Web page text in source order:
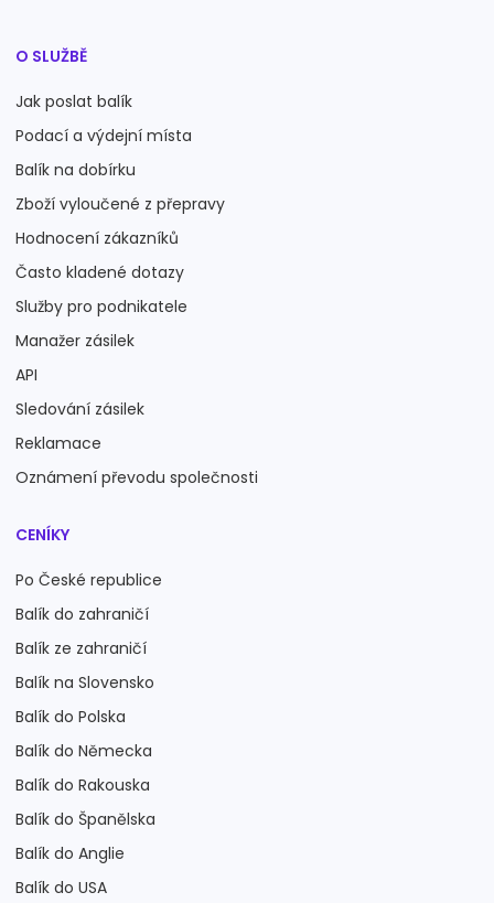
O SLUŽBĚ
Jak poslat balík
Podací a výdejní místa
Balík na dobírku
Zboží vyloučené z přepravy
Hodnocení zákazníků
Často kladené dotazy
Služby pro podnikatele
Manažer zásilek
API
Sledování zásilek
Reklamace
Oznámení převodu společnosti
CENÍKY
Po České republice
Balík do zahraničí
Balík ze zahraničí
Balík na Slovensko
Balík do Polska
Balík do Německa
Balík do Rakouska
Balík do Španělska
Balík do Anglie
Balík do USA